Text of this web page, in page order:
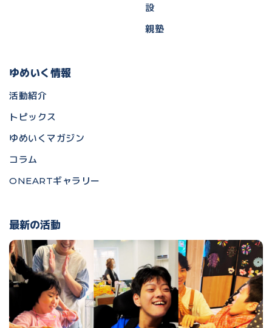
設
親塾
ゆめいく情報
活動紹介
トピックス
ゆめいくマガジン
コラム
ONEARTギャラリー
最新の活動